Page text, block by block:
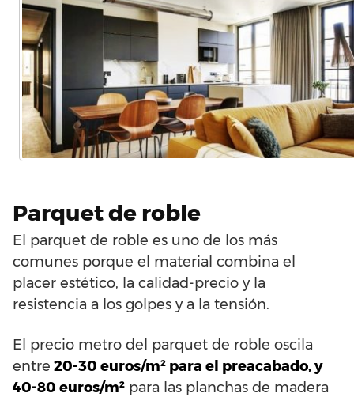
Parquet de roble
El parquet de roble es uno de los más
comunes porque el material combina el
placer estético, la calidad-precio y la
resistencia a los golpes y a la tensión.
El precio metro del parquet de roble oscila
entre 20-30 euros/m² para el preacabado, y
40-80 euros/m² para las planchas de madera